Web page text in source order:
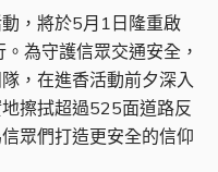
，將於5月1日隆重啟
為守護信眾交通安全，
，在進香活動前夕深入
擦拭超過525面道路反
眾們打造更安全的信仰